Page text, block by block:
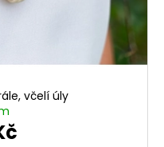
včelí úly